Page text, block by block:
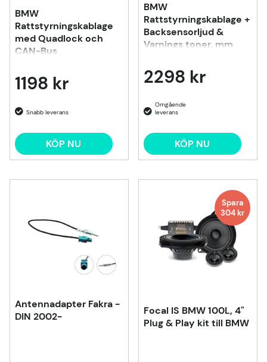
BMW
Rattstyrningskablage
med Quadlock och
CAN-Bus
1198 kr
KÖP NU
BMW
Rattstyrningskablage +
Backsensorljud &
Varnings toner, mm
2298 kr
KÖP NU
Antennadapter Fakra -
DIN 2002-
Spara
304kr
Focal IS BMW 100L, 4"
Plug & Play kit till BMW